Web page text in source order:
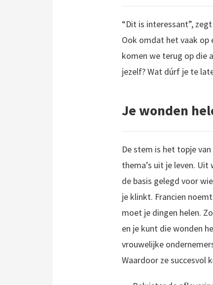
“Dit is interessant”,
Ook omdat het vaak op
komen we terug op die
jezelf? Wat dúrf je te
Je wonden
De stem is het topje
thema’s uit je leven.
de basis gelegd voor
je klinkt. Francien
moet je dingen helen.
en je kunt die wonden
vrouwelijke
Waardoor ze succesvol